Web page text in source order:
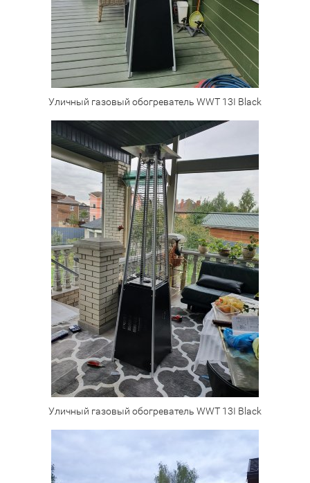
Уличный газовый обогреватель WWT 13I Black
Уличный газовый обогреватель WWT 13I Black